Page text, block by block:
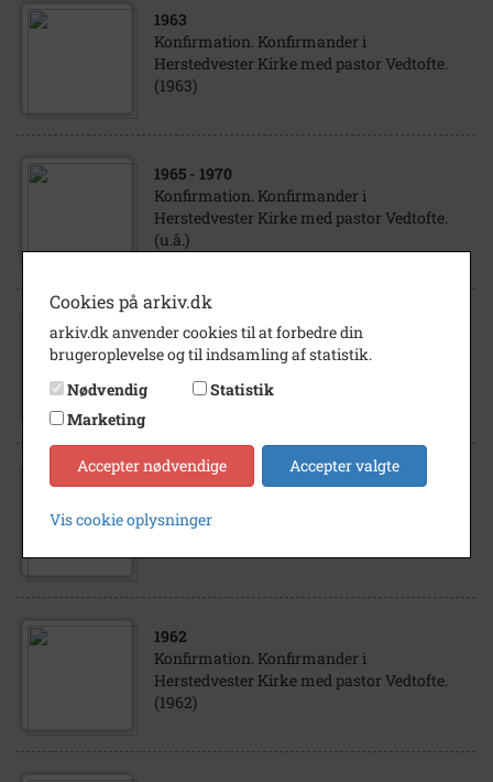
1963
Konfirmation. Konfirmander i
Herstedvester Kirke med pastor Vedtofte.
(1963)
1965 - 1970
Konfirmation. Konfirmander i
Herstedvester Kirke med pastor Vedtofte.
(u.å.)
1960- 1970
Konfirmation. Konfirmander i
1895
Niels Peter Mikkelsen, som ca. 18 årig.
1962
Konfirmation. Konfirmander i
Herstedvester Kirke med pastor Vedtofte.
(1962)
Cookies på arkiv.dk
arkiv.dk anvender cookies til at forbedre din
brugeroplevelse og til indsamling af statistik.
Nødvendig
Statistik
Marketing
Accepter nødvendige Accepter valgte
Vis cookie oplysninger